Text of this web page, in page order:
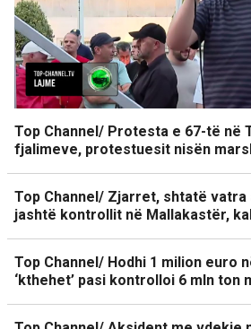
Top Channel/ Protesta e 67-të në
fjalimeve, protestuesit nisën
Top Channel/ Zjarret, shtatë
jashtë kontrollit në Mallakastër,
Top Channel/ Hodhi 1 milion euro
‘kthehet’ pasi kontrolloi 6 mln ton